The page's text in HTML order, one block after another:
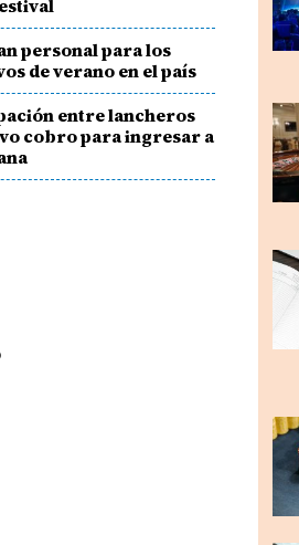
personal para los
de verano en el país
entre lancheros
cobro para ingresar a